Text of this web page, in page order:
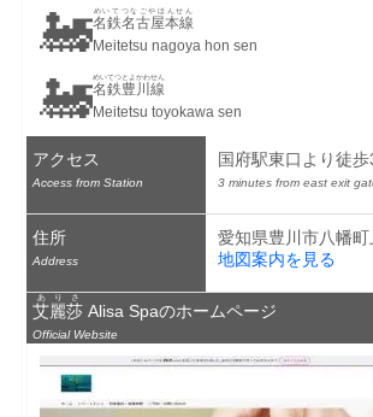
🚂名鉄名古屋本線
めいてつなごやほんせん
Meitetsu nagoya hon sen
🚂名鉄豊川線
めいてつとよかわせん
Meitetsu toyokawa sen
アクセス
Access from Station
国府駅東口より徒歩
3 minutes from east exit
住所
Address
愛知県豊川市八幡
地図案内を見る
艾麗莎
ありさ
Alisa Spaのホームページ
Official Website